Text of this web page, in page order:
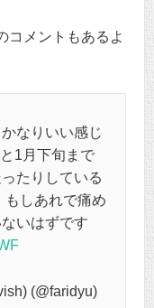
コメントもあるよ
なりいい感じ
1月下旬まで
たりしている
もしあれで痛め
いはずです
(@faridyu)